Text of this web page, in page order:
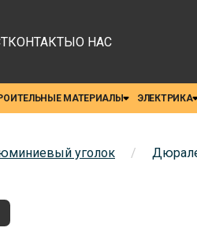
КОНТАКТЫО НАС
МАТЕРИАЛЫ ЭЛЕКТРИКА
уголок /